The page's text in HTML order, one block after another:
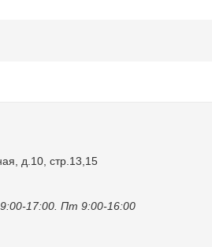
д.10, стр.13,15
17:00. Пт 9:00-16:00